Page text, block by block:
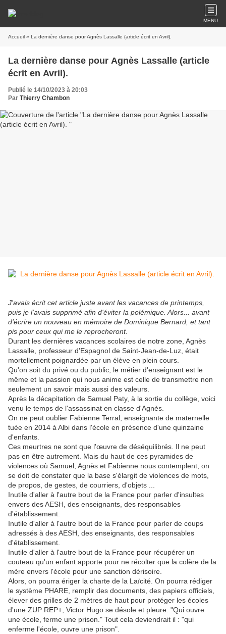
MENU
Accueil » La dernière danse pour Agnès Lassalle (article écrit en Avril).
La dernière danse pour Agnès Lassalle (article
écrit en Avril).
Publié le 14/10/2023 à 20:03
Par Thierry Chambon
J'avais écrit cet article juste avant les vacances de printemps,
puis je l'avais supprimé afin d'éviter la polémique. Alors... avant
d'écrire un nouveau en mémoire de Dominique Bernard, et tant
pis pour ceux qui me le reprocheront.
Durant les dernières vacances scolaires de notre zone, Agnès
Lassalle, professeur d'Espagnol de Saint-Jean-de-Luz, était
mortellement poignardée par un élève en plein cours.
Qu'on soit du privé ou du public, le métier d'enseignant est le
même et la passion qui nous anime est celle de transmettre non
seulement un savoir mais aussi des valeurs.
Après la décapitation de Samuel Paty, à la sortie du collège, voici
venu le temps de l'assassinat en classe d'Agnès.
On ne peut oublier Fabienne Terral, enseignante de maternelle
tuée en 2014 à Albi dans l'école en présence d'une quinzaine
d'enfants.
Ces meurtres ne sont que l'œuvre de déséquilibrés. Il ne peut
pas en être autrement. Mais du haut de ces pyramides de
violences où Samuel, Agnès et Fabienne nous contemplent, on
se doit de constater que la base s'élargit de violences de mots,
de propos, de gestes, de courriers, d'objets ...
Inutile d'aller à l'autre bout de la France pour parler d'insultes
envers des AESH, des enseignants, des responsables
d'établissement.
Inutile d'aller à l'autre bout de la France pour parler de coups
adressés à des AESH, des enseignants, des responsables
d'établissement.
Inutile d'aller à l'autre bout de la France pour récupérer un
couteau qu'un enfant apporte pour ne récolter que la colère de la
mère envers l'école pour une sanction dérisoire.
Alors, on pourra ériger la charte de la Laïcité. On pourra rédiger
le système PHARE, remplir des documents, des papiers officiels,
élever des grilles de 2 mètres de haut pour protéger les écoles
d'une ZUP REP+, Victor Hugo se désole et pleure: "Qui ouvre
une école, ferme une prison." Tout cela deviendrait il : "qui
enferme l'école, ouvre une prison".